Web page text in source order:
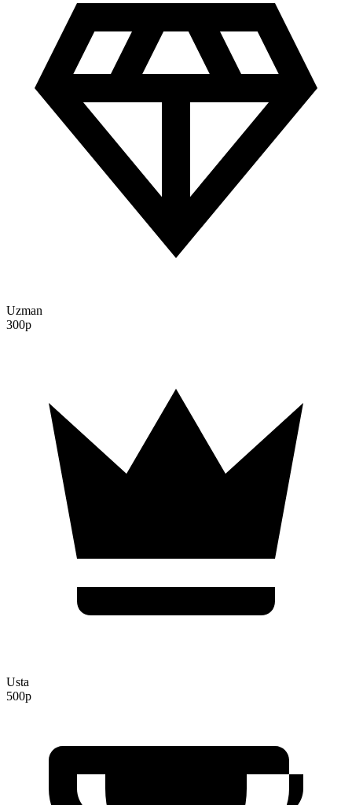
Uzman
300p
Usta
500p